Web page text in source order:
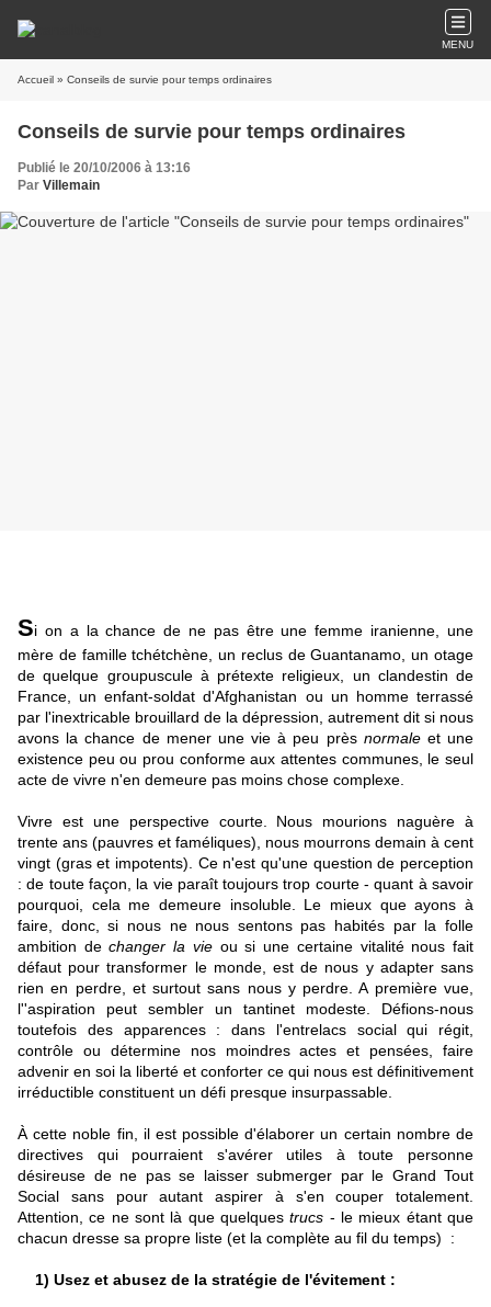
MENU
Accueil » Conseils de survie pour temps ordinaires
Conseils de survie pour temps ordinaires
Publié le 20/10/2006 à 13:16
Par Villemain
Si on a la chance de ne pas être une femme iranienne, une
mère de famille tchétchène, un reclus de Guantanamo, un otage
de quelque groupuscule à prétexte religieux, un clandestin de
France, un enfant-soldat d'Afghanistan ou un homme terrassé
par l'inextricable brouillard de la dépression, autrement dit si nous
avons la chance de mener une vie à peu près normaleet une
existence peu ou prou conforme aux attentes communes, le seul
acte de vivre n'en demeure pas moins chose complexe.
Vivre est une perspective courte. Nous mourions naguère à
trente ans (pauvres et faméliques), nous mourrons demain à cent
vingt (gras et impotents). Ce n'est qu'une question de perception
: de toute façon, la vie paraît toujours trop courte - quant à savoir
pourquoi, cela me demeure insoluble. Le mieux que ayons à
faire, donc, si nous ne nous sentons pas habités par la folle
ambition dechanger la vie ou si une certaine vitalité nous fait
défaut pour transformer le monde, est de nous y adapter sans
rien en perdre, et surtout sans nous y perdre. A première vue,
l''aspiration peut sembler un tantinet modeste. Défions-nous
toutefois des apparences : dans l'entrelacs social qui régit,
contrôle ou détermine nos moindres actes et pensées, faire
advenir en soi la liberté et conforter ce qui nous est définitivement
irréductible constituent un défi presque insurpassable.
À cette noble fin, il est possible d'élaborer un certain nombre de
directives qui pourraient s'avérer utiles à toute personne
désireuse de ne pas se laisser submerger par le Grand Tout
Social sans pour autant aspirer à s'en couper totalement.
Attention, ce ne sont là que quelquestrucs - le mieux étant que
chacun dresse sa propre liste (et la complète au fil du temps) :
1) Usez et abusez de la stratégie de l'évitement :